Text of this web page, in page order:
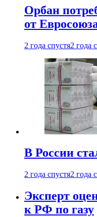
Орбан
от
2 года спустя2 года
В России
2 года спустя2 года
Эксперт
к РФ по газу